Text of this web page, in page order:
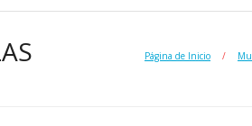
Página de Inicio /